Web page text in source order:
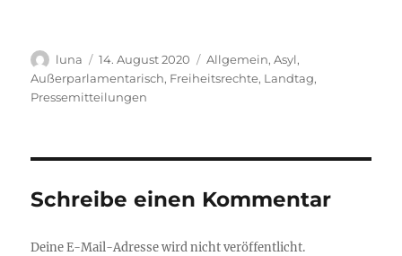
Autor
luna
Veröffentlicht
am
14. August 2020 Kategorien
Allgemein,Asyl,
Außerparlamentarisch, Freiheitsrechte, Landtag,
Pressemitteilungen
Schreibe einen Kommentar
Deine E-Mail-Adresse wird nicht veröffentlicht.